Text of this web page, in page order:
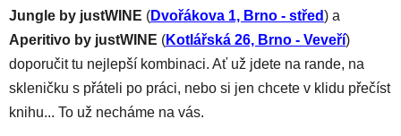
Jungle by justWINE (Dvořákova 1, Brno - střed) a
Aperitivo by justWINE (Kotlářská 26, Brno - Veveří)
doporučit tu nejlepší kombinaci. Ať už jdete na rande, na
skleničku s přáteli po práci, nebo si jen chcete v klidu přečíst
knihu... To už necháme na vás.